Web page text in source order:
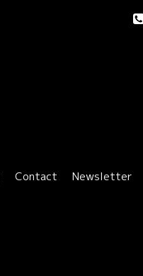
Contact Newsletter